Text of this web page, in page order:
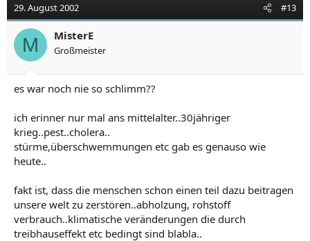
29. August 2002 #13
M MisterE
Großmeister
es war noch nie so schlimm??
ich erinner nur mal ans mittelalter..30jähriger
krieg..pest..cholera..
stürme,überschwemmungen etc gab es genauso wie
heute..
fakt ist, dass die menschen schon einen teil dazu beitragen
unsere welt zu zerstören..abholzung, rohstoff
verbrauch..klimatische veränderungen die durch
treibhauseffekt etc bedingt sind blabla..